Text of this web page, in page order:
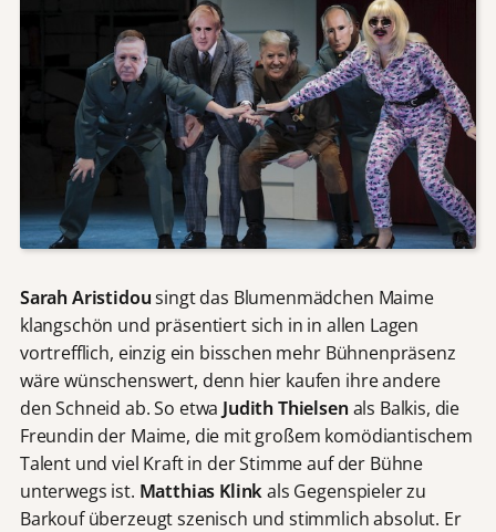
Sarah Aristidousingt das Blumenmädchen Maime
klangschön und präsentiert sich in in allen Lagen
vortrefflich, einzig ein bisschen mehr Bühnenpräsenz
wäre wünschenswert, denn hier kaufen ihre andere
den Schneid ab. So etwa Judith Thielsenals Balkis, die
Freundin der Maime, die mit großem komödiantischem
Talent und viel Kraft in der Stimme auf der Bühne
unterwegs ist. Matthias Klinkals Gegenspieler zu
Barkouf überzeugt szenisch und stimmlich absolut. Er